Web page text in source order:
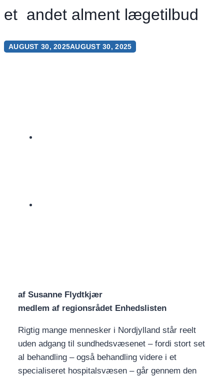
et andet alment lægetilbud
AUGUST 30, 2025AUGUST 30, 2025
af Susanne Flydtkjær
medlem af regionsrådet Enhedslisten
Rigtig mange mennesker i Nordjylland står reelt
uden adgang til sundhedsvæsenet – fordi stort set
al behandling – også behandling videre i et
specialiseret hospitalsvæsen – går gennem den